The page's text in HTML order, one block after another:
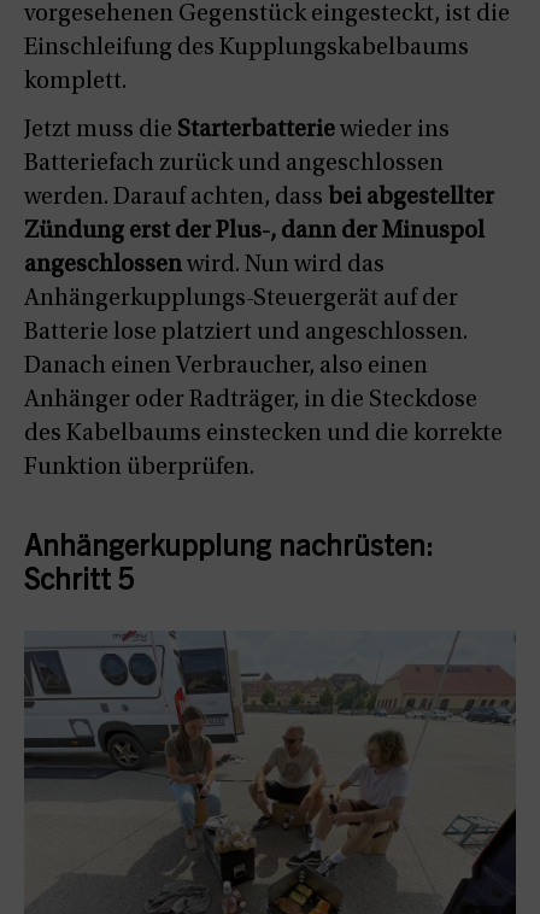
vorgesehenen Gegenstück eingesteckt, ist die
Einschleifung des Kupplungskabelbaums
komplett.
Jetzt muss die Starterbatterie wieder ins
Batteriefach zurück und angeschlossen
werden. Darauf achten, dass bei abgestellter
Zündung erst der Plus-, dann der Minuspol
angeschlossen wird. Nun wird das
Anhängerkupplungs-Steuergerät auf der
Batterie lose platziert und angeschlossen.
Danach einen Verbraucher, also einen
Anhänger oder Radträger, in die Steckdose
des Kabelbaums einstecken und die korrekte
Funktion überprüfen.
Anhängerkupplung nachrüsten:
Schritt 5